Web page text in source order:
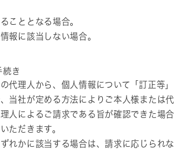
こととなる場合。
報に該当しない場合。
き
代理人から、個人情報について「訂正等」
当社が定める方法によりご本人様または代
人によるご請求である旨が確認できた場合
ただきます。
れかに該当する場合は、請求に応じられな